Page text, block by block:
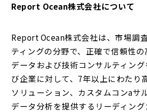
Report Ocean株式会社について
Report Ocean株式会社は、市場調
ティングの分野で、正確で信頼性
データおよび技術コンサルティン
び企業に対して、7年以上にわたり
ソリューション、カスタムコンaサ
データ分析を提供するリーディング